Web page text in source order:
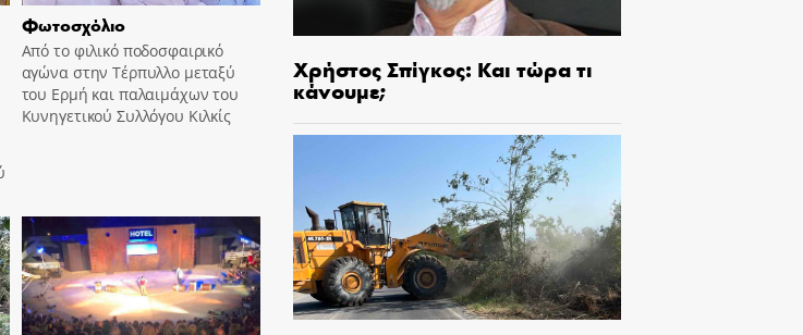
Φωτοσχόλιο
Από το φιλικό ποδοσφαιρικό
αγώνα στην Τέρπυλλο μεταξύ
του Ερμή και παλαιμάχων του
Κυνηγετικού Συλλόγου Κιλκίς
Χρήστος Σπίγκος: Και τώρα τι
κάνουμε;